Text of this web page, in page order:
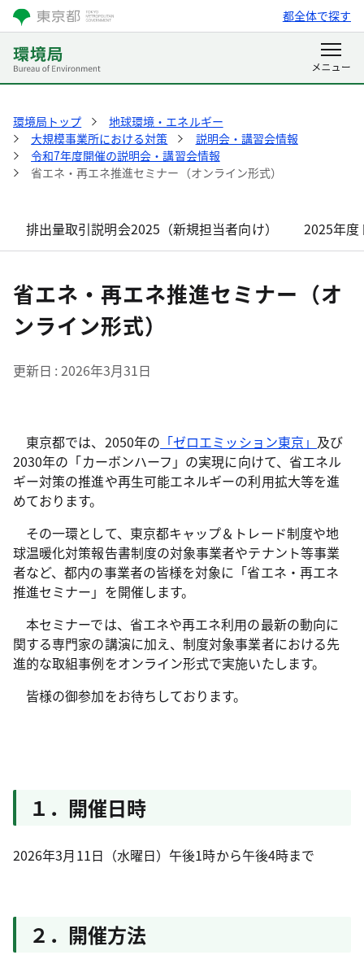
都全体で探す
環境局トップ
地球環境・エネルギー
大規模事業所における対策
説明会・講習会情報
令和7年度開催の説明会・講習会情報
省エネ・再エネ推進セミナー（オンライン形式）
排出量取引説明会2025（新規担当者向け） 2025年度
省エネ・再エネ推進セミナー（オ
ンライン形式）
更新日 2026年3月31日
東京都では、2050年の 「ゼロエミッション東京」 及び
2030年の「カーボンハーフ」の実現に向けて、省エネル
ギー対策の推進や再生可能エネルギーの利用拡大等を進
めております。
その一環として、東京都キャップ＆トレード制度や地
球温暖化対策報告書制度の対象事業者やテナント等事業
者など、都内の事業者の皆様を対象に「省エネ・再エネ
推進セミナー」を開催します。
本セミナーでは、省エネや再エネ利用の最新の動向に
関する専門家の講演に加え、制度対象事業者における先
進的な取組事例をオンライン形式で実施いたします。
皆様の御参加をお待ちしております。
１．開催日時
2026年3月11日（水曜日）午後1時から午後4時まで
２．開催方法